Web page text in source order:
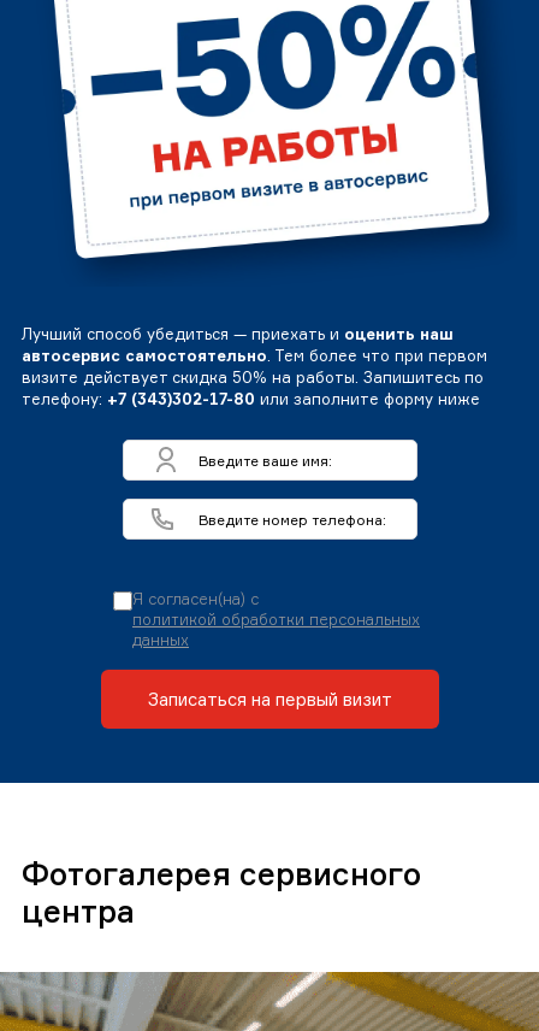
Лучший способ убедиться — приехать и оценить наш
автосервис самостоятельно. Тем более что при первом
визите действует скидка 50% на работы. Запишитесь по
телефону: +7 (343)302-17-80 или заполните форму ниже
Я согласен(на) с
политикой обработки персональных
данных
Записаться на первый визит
Фотогалерея сервисного
центра